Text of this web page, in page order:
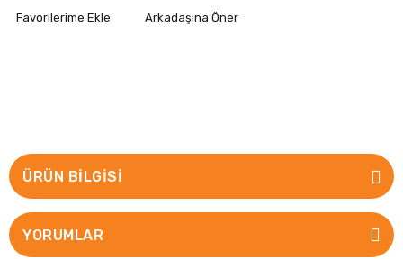
Arkadaşına Öner
ÜRÜN BILGISI
YORUMLAR